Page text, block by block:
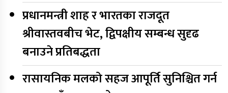
प्रधानमन्त्री शाह र भारतका राजदूत
श्रीवास्तवबीच भेट, द्विपक्षीय सम्बन्ध सुदृढ
बनाउने प्रतिबद्धता
रासायनिक मलको सहज आपूर्ति सुनिश्चित गर्न